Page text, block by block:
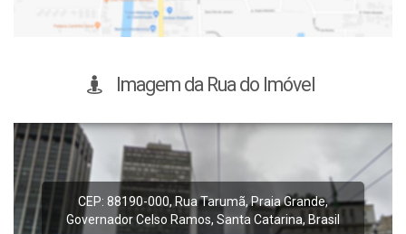
Imagem da Rua do Imóvel
CEP: 88190-000,Rua Tarumã,Praia Grande,
Governador Celso Ramos, Santa Catarina, Brasil